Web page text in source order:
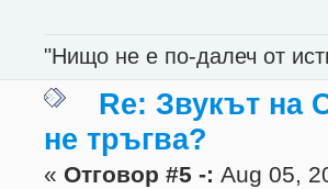
"Нищо не е по-далеч от
Re: Звукът на
не тръгва?
« Отговор #5 -: Aug 05,